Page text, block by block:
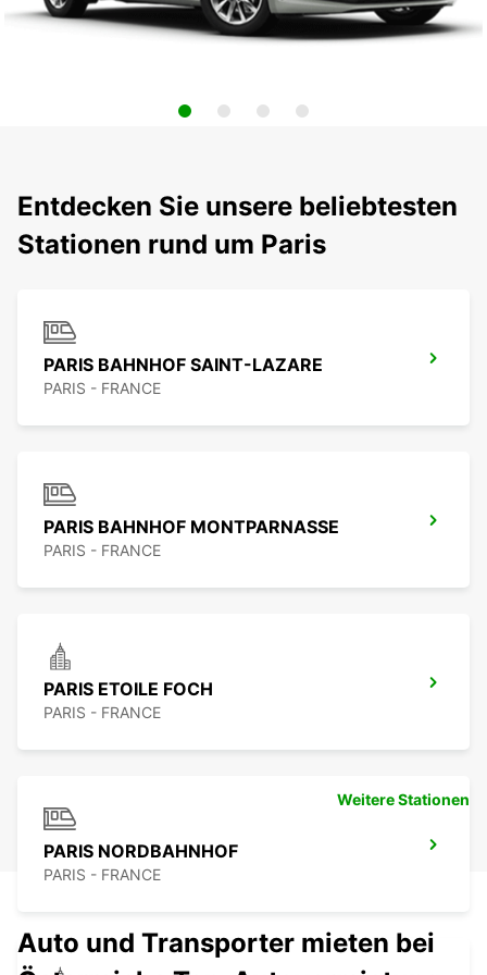
Entdecken Sie unsere beliebtesten
Stationen rund um Paris
PARIS BAHNHOF SAINT-LAZARE
PARIS - FRANCE
PARIS BAHNHOF MONTPARNASSE
PARIS - FRANCE
PARIS ETOILE FOCH
PARIS - FRANCE
PARIS NORDBAHNHOF
PARIS - FRANCE
Weitere Stationen
Auto und Transporter mieten bei